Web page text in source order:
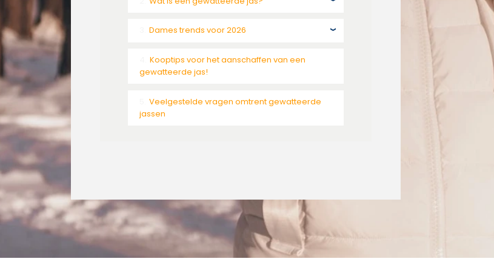
Dames trends voor 2026
Kooptips voor het aanschaffen van een
gewatteerde jas!
Veelgestelde vragen omtrent gewatteerde
jassen